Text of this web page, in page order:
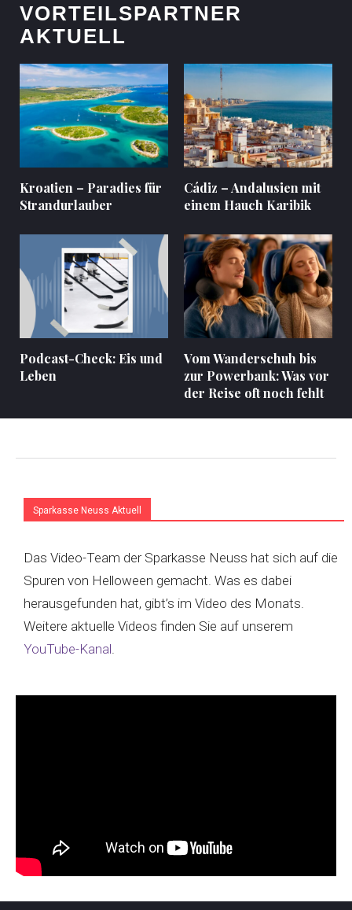
VORTEILSPARTNER
AKTUELL
Kroatien – Paradies für
Strandurlauber
Cádiz – Andalusien mit
einem Hauch Karibik
Podcast-Check: Eis und
Leben
Vom Wanderschuh bis
zur Powerbank: Was vor
der Reise oft noch fehlt
Sparkasse Neuss Aktuell
Das Video-Team der Sparkasse Neuss hat sich auf die
Spuren von Helloween gemacht. Was es dabei
herausgefunden hat, gibt’s im Video des Monats.
Weitere aktuelle Videos finden Sie auf unserem
YouTube-Kanal.